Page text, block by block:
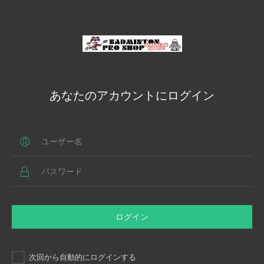
あなたのアカウントにログイン
ログイン
次回から自動的にログインする